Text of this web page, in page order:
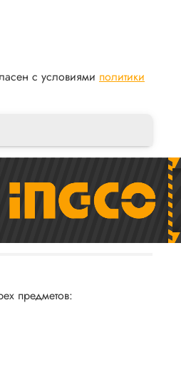
с условиями политики
предметов: